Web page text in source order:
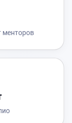
менторов